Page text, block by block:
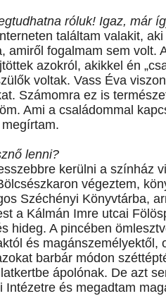
róluk! Igaz, már
találtam valakit,
amiről fogalmam sem volt.
azokról, akikkel én
voltak. Vass Éva
Számomra ez is
Ami a családommal
lenni?
kerülni a színház
végeztem,
Széchényi Könyvtárba,
a Kálmán Imre utcai
hideg. A pincében
és
barbár módon
ápolónak. De azt
Intézetre és megadtam